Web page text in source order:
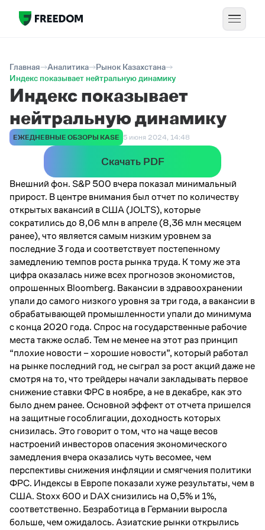
Главная Аналитика
Рынок Казахстана
Индекс показывает нейтральную динамику
Индекс показывает
нейтральную динамику
ЕЖЕДНЕВНЫЕ ОБЗОРЫ KASE 5 июня 2024, 14:48
Скачать PDF
Внешний фон. S&P 500 вчера показал минимальный
прирост. В центре внимания был отчет по количеству
открытых вакансий в США (JOLTS), которые
сократились до 8,06 млн в апреле (8,36 млн месяцем
ранее), что является самым низким уровнем за
последние 3 года и соответствует постепенному
замедлению темпов роста рынка труда. К тому же эта
цифра оказалась ниже всех прогнозов экономистов,
опрошенных Bloomberg. Вакансии в здравоохранении
упали до самого низкого уровня за три года, а вакансии в
обрабатывающей промышленности упали до минимума
с конца 2020 года. Спрос на государственные рабочие
места также ослаб. Тем не менее на этот раз принцип
“плохие новости – хорошие новости”, который работал
на рынке последний год, не сыграл за рост акций даже не
смотря на то, что трейдеры начали закладывать первое
снижение ставки ФРС в ноябре, а не в декабре, как это
было днем ранее. Основной эффект от отчета пришелся
на защитные гособлигации, доходность которых
снизилась. Это говорит о том, что на чаще весов
настроений инвесторов опасения экономического
замедления вчера оказались чуть весомее, чем
перспективы снижения инфляции и смягчения политики
ФРС. Индексы в Европе показали хуже результаты, чем в
США. Stoxx 600 и DAX снизились на 0,5% и 1%,
соответственно. Безработица в Германии выросла
больше, чем ожидалось. Азиатские рынки открылись